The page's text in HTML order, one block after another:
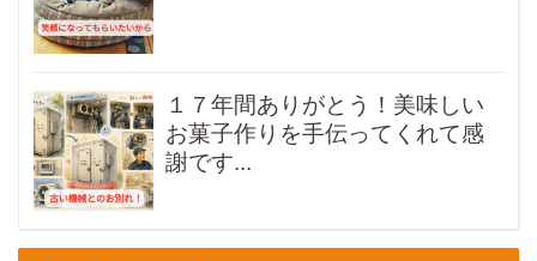
１７年間ありがとう！美味しい
お菓子作りを手伝ってくれて感
謝です...